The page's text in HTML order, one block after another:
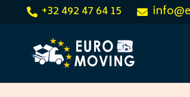
+32 492 47 64 15